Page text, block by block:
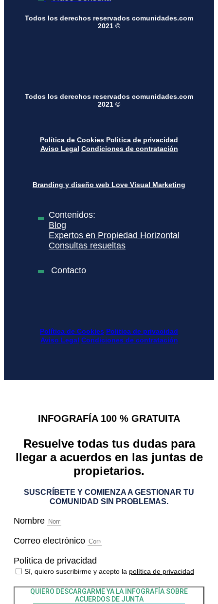
Todos los derechos reservados comunidades.com
2021 ©
Todos los derechos reservados comunidades.com
2021 ©
Política de Cookies Politica de privacidad
Aviso Legal Condiciones de contratación
Branding y diseño web Love Visual Marketing
Contenidos:
Blog
Expertos en Propiedad Horizontal
Consultas resueltas
Contacto
Política de Cookies Politica de privacidad
Aviso Legal Condiciones de contratación
INFOGRAFÍA 100 % GRATUITA
Resuelve todas tus dudas para
llegar a acuerdos en las juntas de
propietarios.
SUSCRÍBETE Y COMIENZA A GESTIONAR TU
COMUNIDAD SIN PROBLEMAS.
Nombre
Correo electrónico
Política de privacidad
Sí, quiero suscribirme y acepto la política de privacidad
QUIERO DESCARGARME YA LA INFOGRAFÍA SOBRE
ACUERDOS DE JUNTA